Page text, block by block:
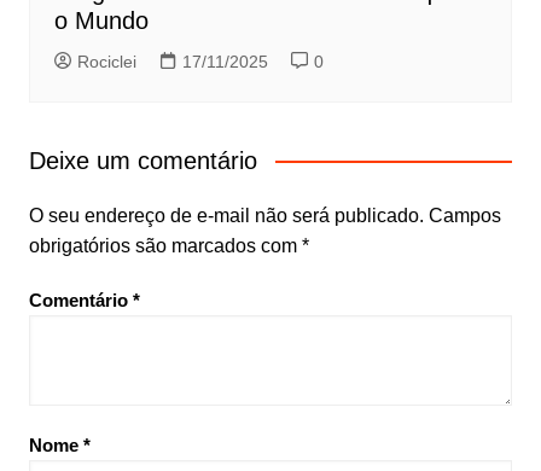
o Mundo
Rociclei 17/11/2025 0
Deixe um comentário
O seu endereço de e-mail não será publicado. Campos
obrigatórios são marcados com *
Comentário *
Nome *